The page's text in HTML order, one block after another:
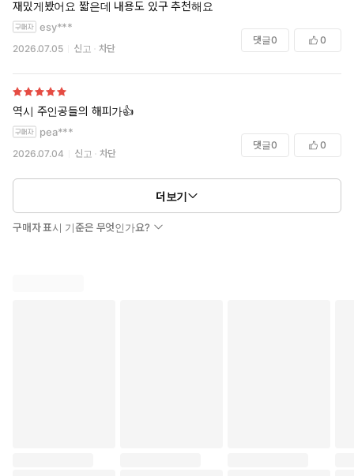
재밌게봤어요 짧은데 내용도 있구 추천해요
esy***
2026.07.05 신고 차단
댓글0 0
역시 주인공들의 해피가👍
pea***
2026.07.04 신고 차단
댓글0 0
더보기
구매자 표시 기준은 무엇인가요?